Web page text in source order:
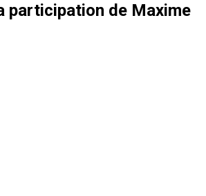
participation de Maxime